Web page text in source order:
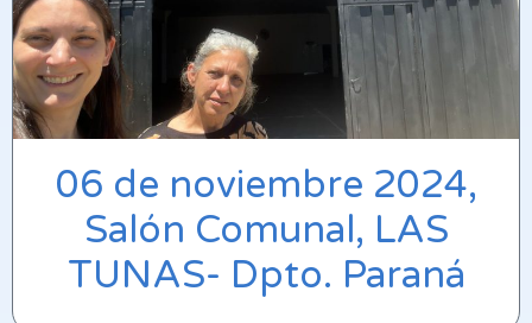
06 de noviembre 2024,
Salón Comunal, LAS
TUNAS- Dpto. Paraná